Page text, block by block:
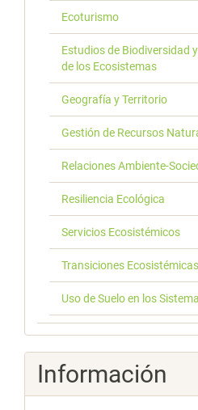
Ecoturismo
Estudios de Biodiversidad
de los Ecosistemas
Geografía y Territorio
Gestión de Recursos
Relaciones Ambiente-
Resiliencia Ecológica
Servicios Ecosistémicos
Transiciones Ecosistémicas
Uso de Suelo en los
Información